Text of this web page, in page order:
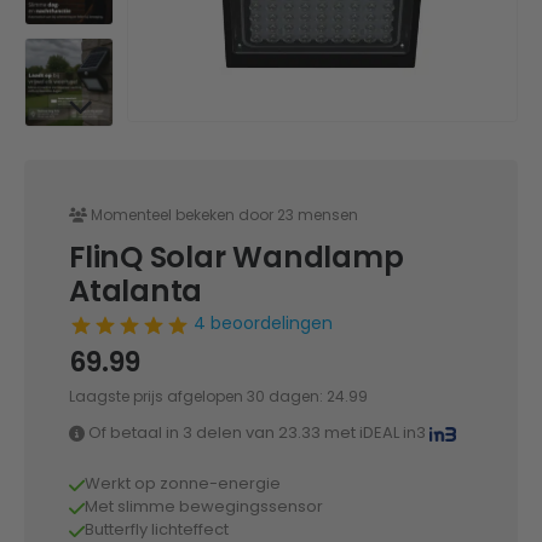
Momenteel bekeken door 23 mensen
FlinQ Solar Wandlamp
Atalanta
4 beoordelingen
69.99
Laagste prijs afgelopen 30 dagen: 24.99
Of betaal in 3 delen van 23.33 met iDEAL in3
Werkt op zonne-energie
Met slimme bewegingssensor
Butterfly lichteffect